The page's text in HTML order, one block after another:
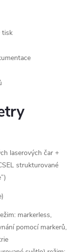
tisk
laserových čar +
strukturované
markerless,
pomocí markerů,